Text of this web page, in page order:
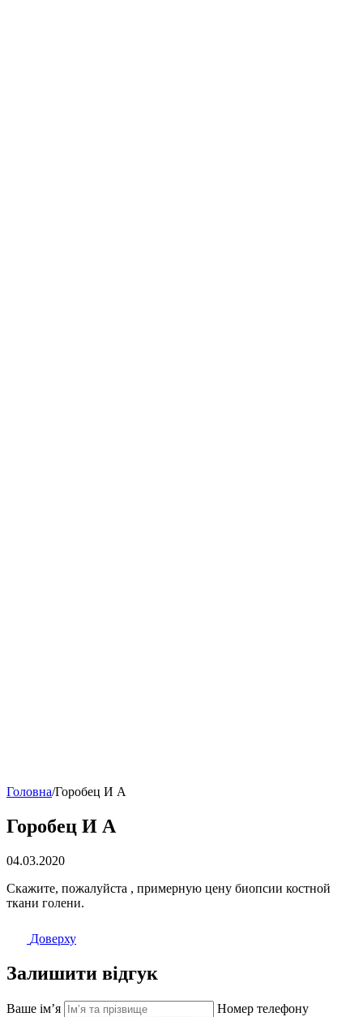
Головна/Горобец И А
Горобец И А
04.03.2020
Скажите, пожалуйста , примерную цену биопсии костной
ткани голени.
Доверху
Залишити відгук
Ваше імʼя
Номер телефону